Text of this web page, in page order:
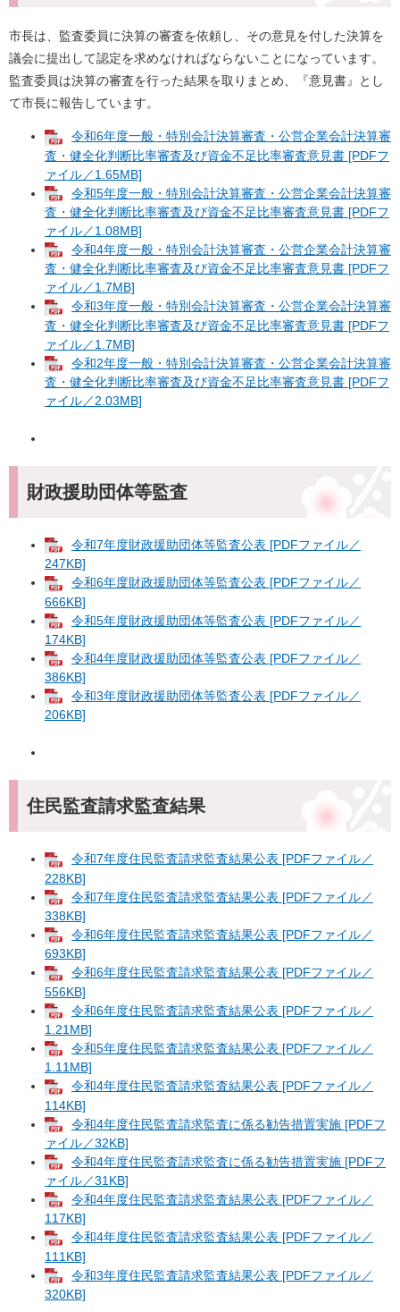
市長は、監査委員に決算の審査を依頼し、その意見を付した決算を
議会に提出して認定を求めなければならないことになっています。
監査委員は決算の審査を行った結果を取りまとめ、『意見書』とし
て市長に報告しています。
令和6年度一般・特別会計決算審査・公営企業会計決算審
査・健全化判断比率審査及び資金不足比率審査意見書 [PDFフ
ァイル／1.65MB]
令和5年度一般・特別会計決算審査・公営企業会計決算審
査・健全化判断比率審査及び資金不足比率審査意見書 [PDFフ
ァイル／1.08MB]
令和4年度一般・特別会計決算審査・公営企業会計決算審
査・健全化判断比率審査及び資金不足比率審査意見書 [PDFフ
ァイル／1.7MB]
令和3年度一般・特別会計決算審査・公営企業会計決算審
査・健全化判断比率審査及び資金不足比率審査意見書 [PDFフ
ァイル／1.7MB]
令和2年度一般・特別会計決算審査・公営企業会計決算審
査・健全化判断比率審査及び資金不足比率審査意見書 [PDFフ
ァイル／2.03MB]
財政援助団体等監査
令和7年度財政援助団体等監査公表 [PDFファイル／
247KB]
令和6年度財政援助団体等監査公表 [PDFファイル／
666KB]
令和5年度財政援助団体等監査公表 [PDFファイル／
174KB]
令和4年度財政援助団体等監査公表 [PDFファイル／
386KB]
令和3年度財政援助団体等監査公表 [PDFファイル／
206KB]
住民監査請求監査結果
令和7年度住民監査請求監査結果公表 [PDFファイル／
228KB]
令和7年度住民監査請求監査結果公表 [PDFファイル／
338KB]
令和6年度住民監査請求監査結果公表 [PDFファイル／
693KB]
令和6年度住民監査請求監査結果公表 [PDFファイル／
556KB]
令和6年度住民監査請求監査結果公表 [PDFファイル／
1.21MB]
令和5年度住民監査請求監査結果公表 [PDFファイル／
1.11MB]
令和4年度住民監査請求監査結果公表 [PDFファイル／
114KB]
令和4年度住民監査請求監査に係る勧告措置実施 [PDFフ
ァイル／32KB]
令和4年度住民監査請求監査に係る勧告措置実施 [PDFフ
ァイル／31KB]
令和4年度住民監査請求監査結果公表 [PDFファイル／
117KB]
令和4年度住民監査請求監査結果公表 [PDFファイル／
111KB]
令和3年度住民監査請求監査結果公表 [PDFファイル／
320KB]